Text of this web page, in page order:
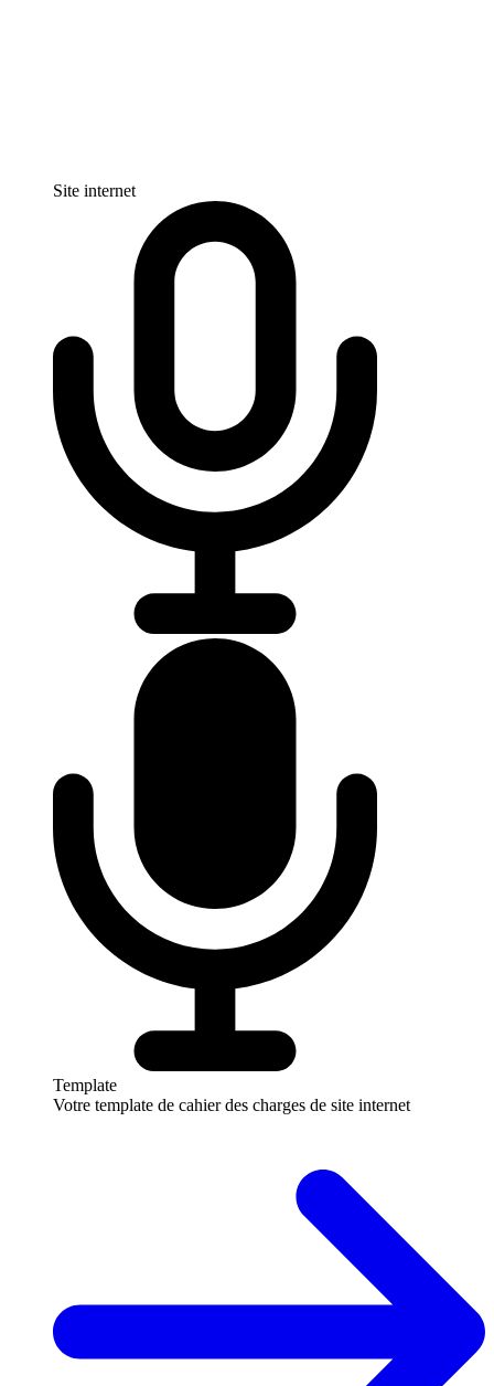
Site internet
Template
Votre template de cahier des charges de site internet